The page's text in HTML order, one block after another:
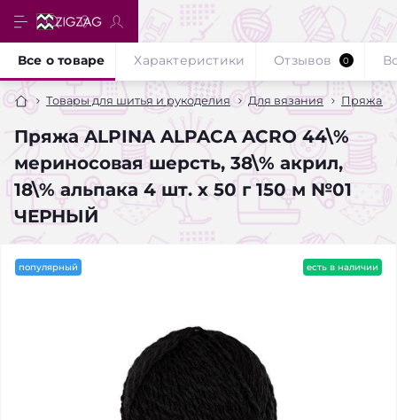
Товары для шитья и рукоделия Для вязания Пряжа
Пряжа ALPINA ALPACA ACRO 44\%
мериносовая шерсть, 38\% акрил,
18\% альпака 4 шт. х 50 г 150 м №01
ЧЕРНЫЙ
Все о товаре Характеристики Отзывов 0
популярный есть в наличии